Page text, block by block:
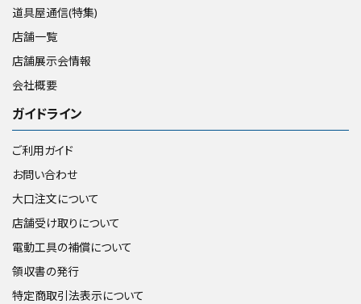
道具屋通信(特集)
店舗一覧
店舗展示会情報
会社概要
ガイドライン
ご利用ガイド
お問い合わせ
大口注文について
店舗受け取りについて
電動工具の補償について
領収書の発行
特定商取引法表示について